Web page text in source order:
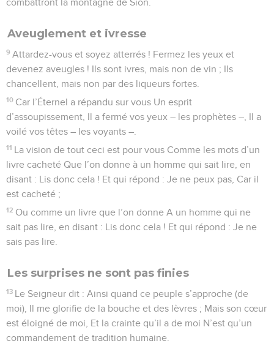
combattront la montagne de Sion.
Aveuglement et ivresse
9 Attardez-vous et soyez atterrés ! Fermez les yeux et
devenez aveugles ! Ils sont ivres, mais non de vin ; Ils
chancellent, mais non par des liqueurs fortes.
10 Car l’Éternel a répandu sur vous Un esprit
d’assoupissement, Il a fermé vos yeux – les prophètes –, Il a
voilé vos têtes – les voyants –.
11 La vision de tout ceci est pour vous Comme les mots d’un
livre cacheté Que l’on donne à un homme qui sait lire, en
disant : Lis donc cela ! Et qui répond : Je ne peux pas, Car il
est cacheté ;
12 Ou comme un livre que l’on donne A un homme qui ne
sait pas lire, en disant : Lis donc cela ! Et qui répond : Je ne
sais pas lire.
Les surprises ne sont pas finies
13 Le Seigneur dit : Ainsi quand ce peuple s’approche (de
moi), Il me glorifie de la bouche et des lèvres ; Mais son cœur
est éloigné de moi, Et la crainte qu’il a de moi N’est qu’un
commandement de tradition humaine.